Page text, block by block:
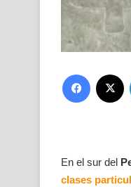
Facebook
En el sur del
clases